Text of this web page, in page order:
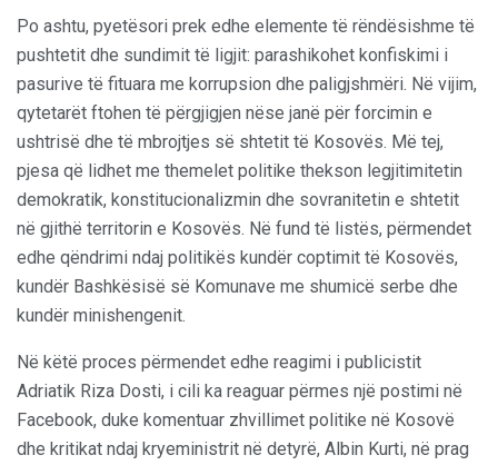
Po ashtu, pyetësori prek edhe elemente të rëndësishme të
pushtetit dhe sundimit të ligjit: parashikohet konfiskimi i
pasurive të fituara me korrupsion dhe paligjshmëri. Në vijim,
qytetarët ftohen të përgjigjen nëse janë për forcimin e
ushtrisë dhe të mbrojtjes së shtetit të Kosovës. Më tej,
pjesa që lidhet me themelet politike thekson legjitimitetin
demokratik, konstitucionalizmin dhe sovranitetin e shtetit
në gjithë territorin e Kosovës. Në fund të listës, përmendet
edhe qëndrimi ndaj politikës kundër coptimit të Kosovës,
kundër Bashkësisë së Komunave me shumicë serbe dhe
kundër minishengenit.
Në këtë proces përmendet edhe reagimi i publicistit
Adriatik Riza Dosti, i cili ka reaguar përmes një postimi në
Facebook, duke komentuar zhvillimet politike në Kosovë
dhe kritikat ndaj kryeministrit në detyrë, Albin Kurti, në prag